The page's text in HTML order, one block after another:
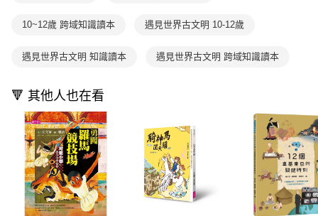
2.透過簡訊連結打開帳單後，可選擇「超商條碼／台灣大直營門市／銀行轉
【注意事項】
用戶於交易時，得透過本服務購買商品或服務，並由商店將買賣／分期付款
買賣價金債權讓與本公司後，依約使用本公司帳單繳交帳款。
2.基於同意付款使用「大哥付你分期」之契約關係目的，商店將以您的個人
資料（包含姓名、電話或地址）提供予台灣大哥大進項蒐集、處理及利用，
由本公司與您本人進行分期帳單所需資料之確認、核對及更正。
3.完整用戶服務條款，請詳閱以下連結：https://oppay.tw/userRule
１．於結帳方式選擇「AFTEE先享後付」後，將跳轉至「AFTEE先享後付」
結帳頁面，進行簡訊認證並確認金額後，即可完成結帳。
３．收到繳費通知簡訊後14天內，點擊此簡訊中的連結，可透過四大超商／
購買商品的店家。未經商家同意取消之訂單仍視為有效，需透過AFTEE先享
※ 交易是否成功請以「AFTEE先享後付 」之結帳頁面顯示為準，若有關於
是否繳費成功／繳費後需取消欲退款等相關疑問，請聯繫「AFTEE先享後付
客戶支援中心」https://netprotections.freshdesk.com/support/home
【注意事項】
１．透過由恩沛科技股份有限公司提供之「AFTEE先享後付」服務完成之交
易，需依本服務之必要範圍內提供個人資料，並將交易相關給付款項請求債
權轉讓予恩沛科技股份有限公司。
付款後7-11取貨
每筆NT$70，滿NT$800(含以上)免運費
每筆NT$70，滿NT$800(含以上)免運費
離島宅配（澎湖、金門、馬祖、小琉球；不適用於郵局i郵箱）
每筆NT$200
海外包裹航空運送 查看運費
10~12歲 跨域知識讀本 遇見世界古文明 10-12歲
遇見世界古文明 知識讀本 遇見世界古文明 跨域知識讀本
🔻 其他人也在看